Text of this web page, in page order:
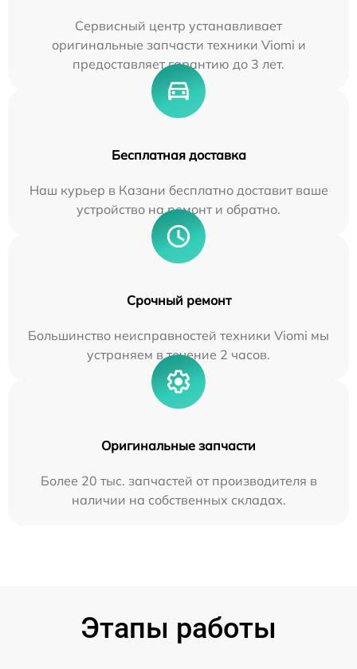
Сервисный центр устанавливает
оригинальные запчасти техники Viomi и
предоставляет гарантию до 3 лет.
Бесплатная доставка
Наш курьер в Казани бесплатно доставит ваше
устройство на ремонт и обратно.
Срочный ремонт
Большинство неисправностей техники Viomi мы
устраняем в течение 2 часов.
Оригинальные запчасти
Более 20 тыс. запчастей от производителя в
наличии на собственных складах.
Этапы работы